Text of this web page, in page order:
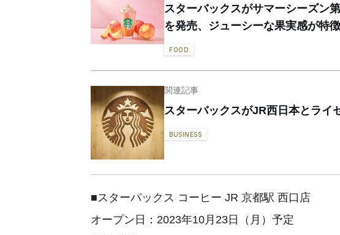
スターバックスがサマーシーズン
を発売、ジューシーな果実感が特徴
FOOD
関連記事
スターバックスがJR西日本とラ
BUSINESS
■スターバックス コーヒー JR 京都駅 西口店
オープン日：2023年10月23日（月）予定